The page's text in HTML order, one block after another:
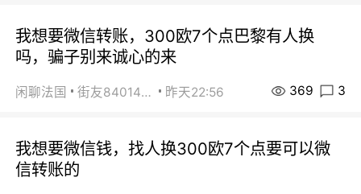
我想要微信转账，300欧7个点巴黎有人换
吗，骗子别来诚心的来
闲聊法国 街友84014588 昨天22:56 369 3
我想要微信钱，找人换300欧7个点要可以微
信转账的